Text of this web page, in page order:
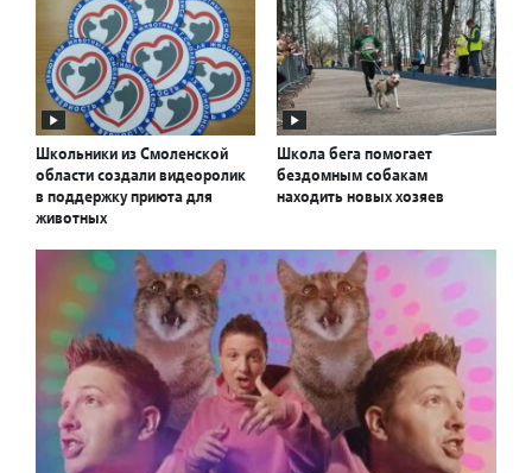
Школьники из Смоленской
области создали видеоролик
в поддержку приюта для
животных
Школа бега помогает
бездомным собакам
находить новых хозяев